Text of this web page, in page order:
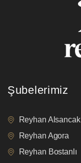
Şubelerimiz
Reyhan Alsancak
Reyhan Agora
Reyhan Bostanlı